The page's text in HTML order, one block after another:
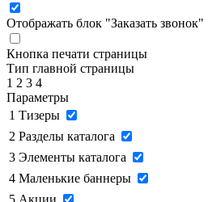
Отображать блок "Заказать звонок"
Кнопка печати страницы
Тип главной страницы
1 2 3 4
Параметры
1 Тизеры
2 Разделы каталога
3 Элементы каталога
4 Маленькие баннеры
5 Акции